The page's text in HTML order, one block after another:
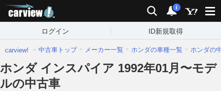
検索 通知
i
ログイン ID新規取得
carview! 中古車トップ メーカー一覧 ホンダの車種一覧 ホンダの
ホンダ インスパイア 1992年01月〜モデ
ルの中古車